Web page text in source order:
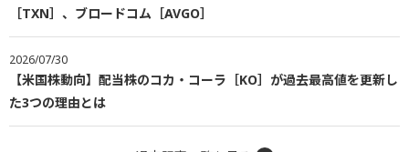
［TXN］、ブロードコム［AVGO］
2026/07/30
【米国株動向】配当株のコカ・コーラ［KO］が過去最高値を更新し
た3つの理由とは